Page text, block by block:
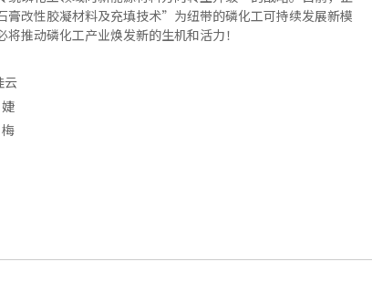
改性胶凝材料及充填技术”为纽带的磷化工可持续发展新模
推动磷化工产业焕发新的生机和活力！
云